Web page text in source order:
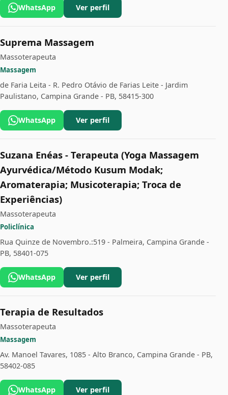
WhatsApp Ver perfil
Suprema Massagem
Massoterapeuta
Massagem
de Faria Leita - R. Pedro Otávio de Farias Leite - Jardim
Paulistano, Campina Grande - PB, 58415-300
WhatsApp Ver perfil
Suzana Enéas - Terapeuta (Yoga Massagem
Ayurvédica/Método Kusum Modak;
Aromaterapia; Musicoterapia; Troca de
Experiências)
Massoterapeuta
Policlínica
Rua Quinze de Novembro.:519 - Palmeira, Campina Grande -
PB, 58401-075
WhatsApp Ver perfil
Terapia de Resultados
Massoterapeuta
Massagem
Av. Manoel Tavares, 1085 - Alto Branco, Campina Grande - PB,
58402-085
WhatsApp Ver perfil